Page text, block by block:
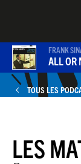
principal
FRANK
ALL OR
TOUS LES
LES